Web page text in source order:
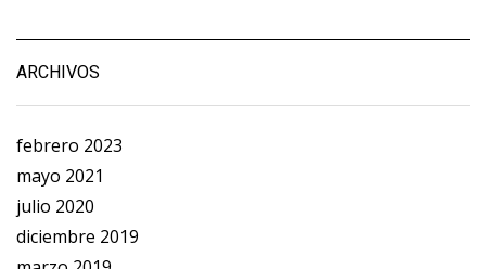
ARCHIVOS
febrero 2023
mayo 2021
julio 2020
diciembre 2019